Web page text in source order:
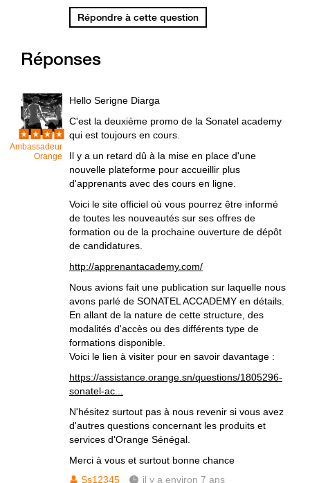
Répondre à cette question
Réponses
Ambassadeur
Orange
Hello Serigne Diarga
C'est la deuxième promo de la Sonatel academy
qui est toujours en cours.
Il y a un retard dû à la mise en place d'une
nouvelle plateforme pour accueillir plus
d'apprenants avec des cours en ligne.
Voici le site officiel où vous pourrez être informé
de toutes les nouveautés sur ses offres de
formation ou de la prochaine ouverture de dépôt
de candidatures.
http://apprenantacademy.com/
Nous avions fait une publication sur laquelle nous
avons parlé de SONATEL ACCADEMY en détails.
En allant de la nature de cette structure, des
modalités d'accès ou des différents type de
formations disponible.
Voici le lien à visiter pour en savoir davantage :
https://assistance.orange.sn/questions/1805296-
sonatel-ac...
N'hésitez surtout pas à nous revenir si vous avez
d'autres questions concernant les produits et
services d'Orange Sénégal.
Merci à vous et surtout bonne chance
Ss12345
il y a environ 7 ans